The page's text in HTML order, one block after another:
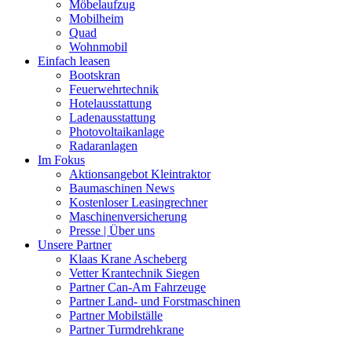
Möbelaufzug
Mobilheim
Quad
Wohnmobil
Einfach leasen
Bootskran
Feuerwehrtechnik
Hotelausstattung
Ladenausstattung
Photovoltaikanlage
Radaranlagen
Im Fokus
Aktionsangebot Kleintraktor
Baumaschinen News
Kostenloser Leasingrechner
Maschinenversicherung
Presse | Über uns
Unsere Partner
Klaas Krane Ascheberg
Vetter Krantechnik Siegen
Partner Can-Am Fahrzeuge
Partner Land- und Forstmaschinen
Partner Mobilställe
Partner Turmdrehkrane